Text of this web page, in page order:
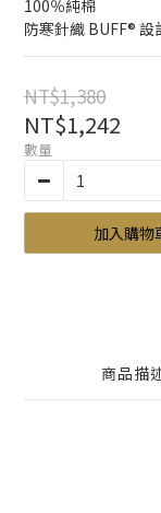
100％純棉
防寒針織 BUFF® 設
NT$1,380
NT$1,242
數量
加入購物
商品描